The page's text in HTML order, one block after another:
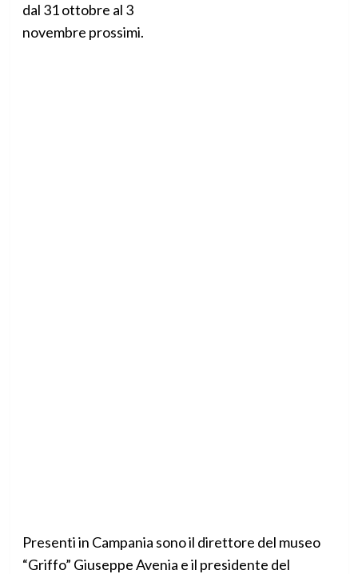
dal 31 ottobre al 3
novembre prossimi.
Presenti in Campania sono il direttore del museo
“Griffo” Giuseppe Avenia e il presidente del